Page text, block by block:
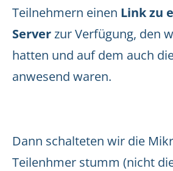
Teilnehmern einen Link zu
Serverzur Verfügung, den
hatten und auf dem auch
anwesend waren.
Dann schalteten wir die
Teilenhmer stumm (nicht